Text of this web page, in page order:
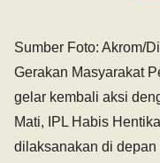
Sumber Foto: Akrom/
Gerakan Masyarakat
gelar kembali aksi
Mati, IPL Habis
dilaksanakan di